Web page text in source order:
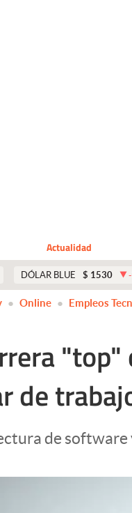
Actualidad
DÓLAR BLUE $ 1530
Online Empleos
de
de software